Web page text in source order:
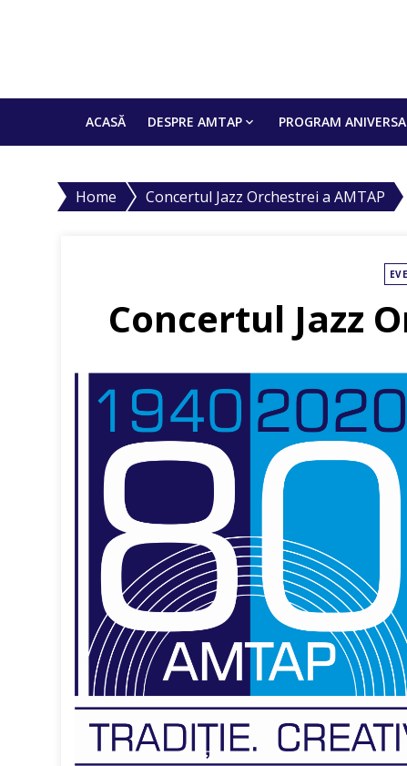
ACASĂ DESPRE AMTAP PROGRAM
Home Concertul Jazz Orchestrei a AMTAP
Concertul Jazz